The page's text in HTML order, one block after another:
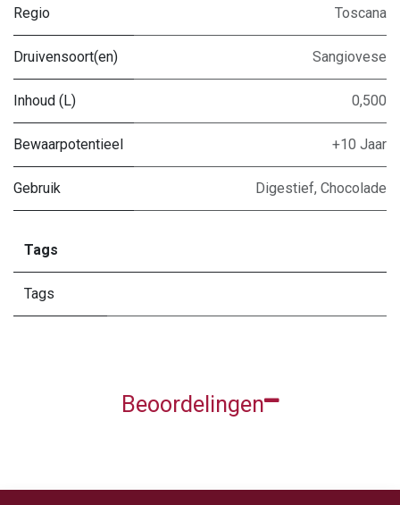
Regio Toscana
Druivensoort(en) Sangiovese
Inhoud (L) 0,500
Bewaarpotentieel +10 Jaar
Gebruik Digestief, Chocolade
Tags
Tags
Beoordelingen